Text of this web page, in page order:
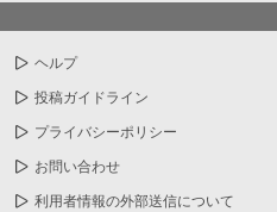
福」を自分の手で選び取るまでの物
ヘルプ
投稿ガイドライン
プライバシーポリシー
お問い合わせ
利用者情報の外部送信について